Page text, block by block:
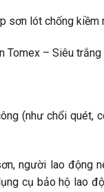
sơn lót chống kiềm
Tomex – Siêu
(như chổi quét,
người lao động
cụ bảo hộ lao